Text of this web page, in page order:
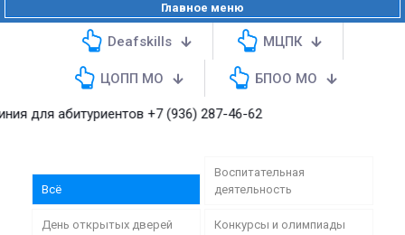
Главное меню
Deafskills МЦПК
ЦОПП МО БПОО МО
абитуриентов+7 (936) 287-46-62
Всё
Воспитательная
деятельность
День открытых дверей Конкурсы и олимпиады